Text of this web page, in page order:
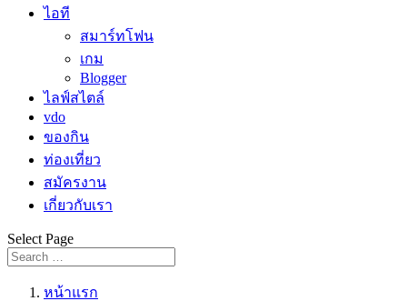
ไอที
สมาร์ทโฟน
เกม
Blogger
ไลฟ์สไตล์
vdo
ของกิน
ท่องเที่ยว
สมัครงาน
เกี่ยวกับเรา
Select Page
หน้าแรก